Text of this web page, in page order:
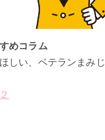
めコラム
しい、ベテランまみ